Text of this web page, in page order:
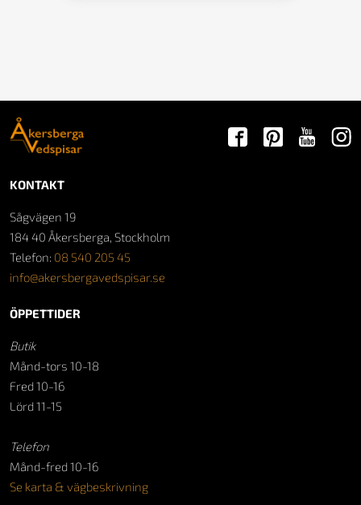
KONTAKT
Sågvägen 19
184 40 Åkersberga, Stockholm
Telefon: 08 540 205 45
info@akersbergavedspisar.se
ÖPPETTIDER
Butik
Månd-tors 10-18
Fred 10-16
Lörd 11-15
Telefon
Månd-fred 10-16
Se karta & vägbeskrivning